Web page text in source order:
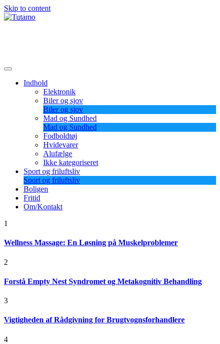
Skip to content
Indhold
Elektronik
Biler og sjov
Biler og sjov
Mad og Sundhed
Mad og Sundhed
Fodboldtøj
Hvidevarer
Alufælge
Ikke kategoriseret
Sport og friluftsliv
Sport og friluftsliv
Boligen
Fritid
Om/Kontakt
1
Wellness Massage: En Løsning på Muskelproblemer
2
Forstå Empty Nest Syndromet og Metakognitiv Behandling
3
Vigtigheden af Rådgivning for Brugtvognsforhandlere
4